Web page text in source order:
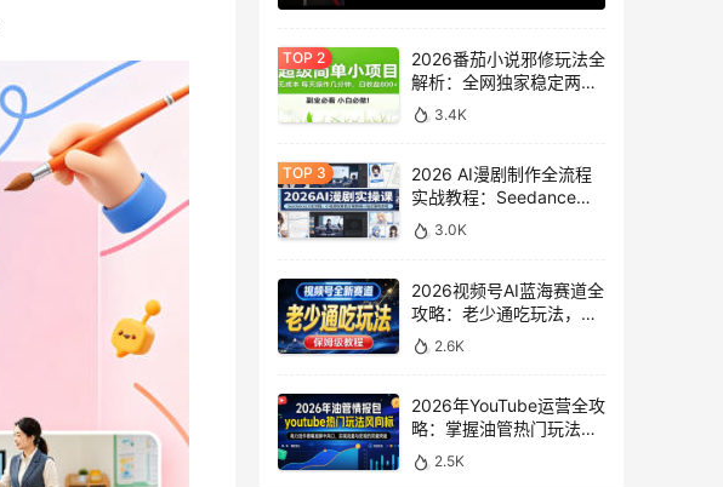
2026番茄小说邪修玩法全
解析：全网独家稳定两年
老项目，助你日赚
500+稿费收益
3.4K
2026 AI漫剧制作全流程
实战教程：Seedance
2.0即梦视频生成与小说
授权教学
3.0K
2026视频号AI蓝海赛道全
攻略：老少通吃玩法，零
基础保姆级副业增收教程
2.6K
2026年YouTube运营全攻
略：掌握油管热门玩法风
向标，实现流量变现双重
突破
2.5K